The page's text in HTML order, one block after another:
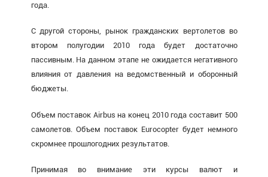
года.
С другой стороны, рынок гражданских вертолетов во
втором полугодии 2010 года будет достаточно
пассивным. На данном этапе не ожидается негативного
влияния от давления на ведомственный и оборонный
бюджеты.
Объем поставок Airbus на конец 2010 года составит 500
самолетов. Объем поставок Eurocopter будет немного
скромнее прошлогодних результатов.
Принимая во внимание эти курсы валют и